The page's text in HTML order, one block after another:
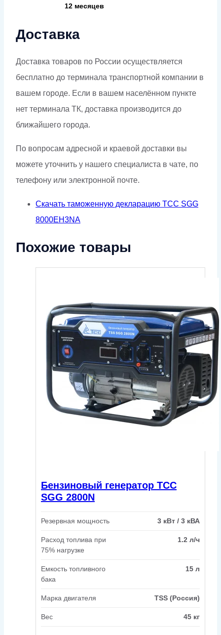
12 месяцев
Доставка
Доставка товаров по России осуществляется
бесплатно до терминала транспортной компании в
вашем городе. Если в вашем населённом пункте
нет терминала ТК, доставка производится до
ближайшего города.
По вопросам адресной и краевой доставки вы
можете уточнить у нашего специалиста в чате, по
телефону или электронной почте.
Скачать таможенную декларацию ТСС SGG
8000EH3NA
Похожие товары
Бензиновый генератор ТСС
SGG 2800N
Резервная мощность 3 кВт / 3 кВА
Расход топлива при
75% нагрузке
1.2 л/ч
Емкость топливного
бака
15 л
Марка двигателя TSS (Россия)
Вес 45 кг